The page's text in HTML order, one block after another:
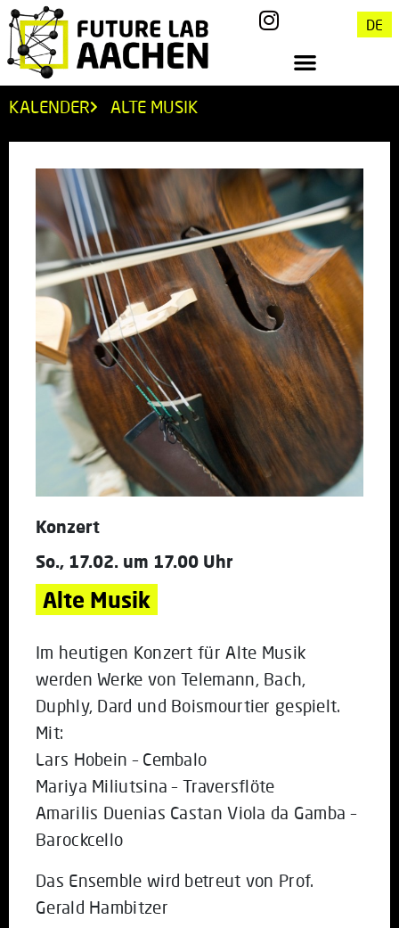
DE
KALENDER ALTE MUSIK
Konzert
So., 17.02. um 17.00 Uhr
Alte Musik
Im heutigen Konzert für Alte Musik
werden Werke von Telemann, Bach,
Duphly, Dard und Boismourtier gespielt.
Mit:
Lars Hobein – Cembalo
Mariya Miliutsina – Traversflöte
Amarilis Duenias Castan Viola da Gamba –
Barockcello
Das Ensemble wird betreut von Prof.
Gerald Hambitzer